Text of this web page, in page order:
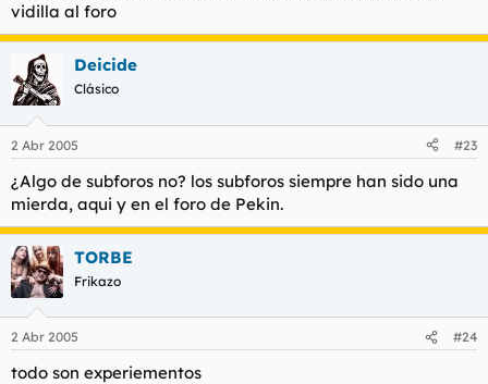
vidilla al foro
Deicide
Clásico
2 Abr 2005 #23
¿Algo de subforos no? los subforos siempre han sido una
mierda, aqui y en el foro de Pekin.
TORBE
Frikazo
2 Abr 2005 #24
todo son experiementos